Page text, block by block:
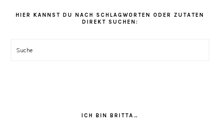
Kategorien
HIER KANNST DU NACH SCHLAGWORTEN ODER ZUTATEN
DIREKT SUCHEN:
Suche
ICH BIN BRITTA…